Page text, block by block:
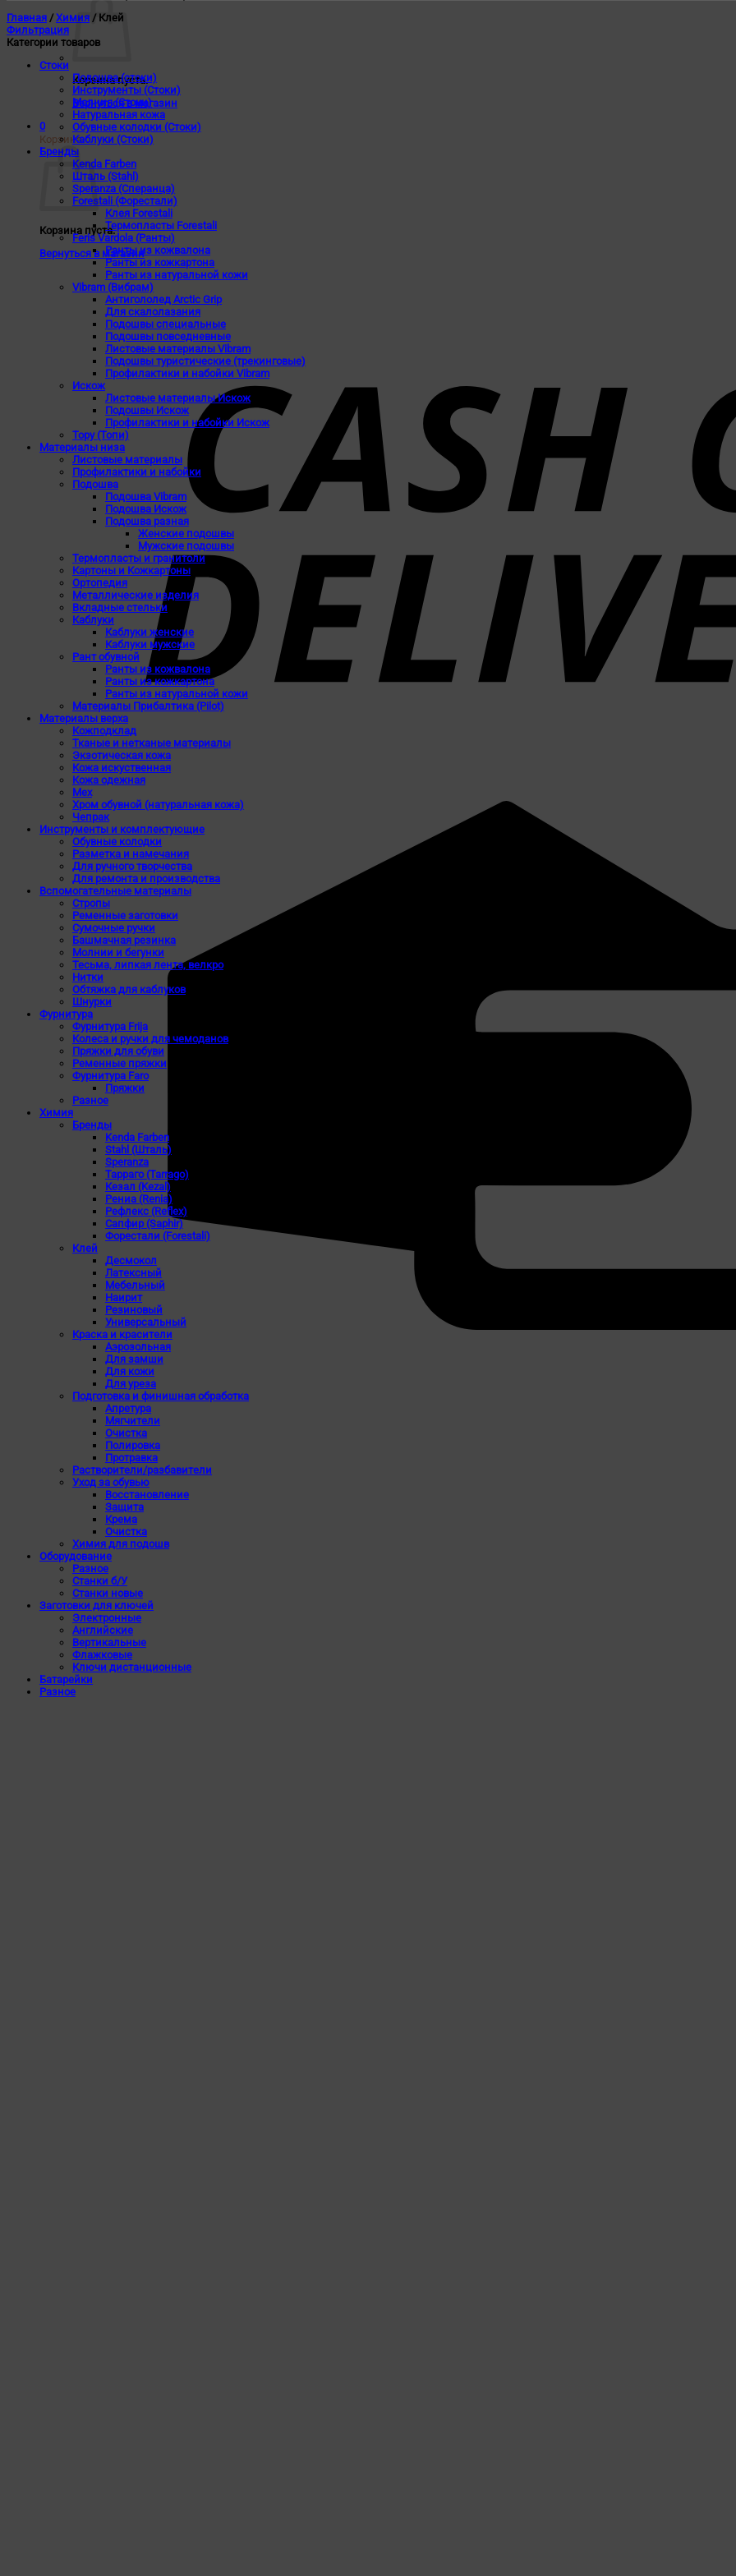
Корзина пуста.
Вернуться в магазин
0
Корзина
Корзина пуста.
Вернуться в магазин
Главная / Химия /Клей
Фильтрация
Категории товаров
Стоки
Подошва (стоки)
Инструменты (Стоки)
Молния (Стоки)
Натуральная кожа
Обувные колодки (Стоки)
Каблуки (Стоки)
Бренды
Kenda Farben
Шталь (Stahl)
Speranza (Сперанца)
Forestali (Форестали)
Клея Forestali
Термопласты Forestali
Feris Vardola (Ранты)
Ранты из кожвалона
Ранты из кожкартона
Ранты из натуральной кожи
Vibram (Вибрам)
Антигололед Arctic Grip
Для скалолазания
Подошвы специальные
Подошвы повседневные
Листовые материалы Vibram
Подошвы туристические (трекинговые)
Профилактики и набойки Vibram
Искож
Листовые материалы Искож
Подошвы Искож
Профилактики и набойки Искож
Topy (Топи)
Материалы низа
Листовые материалы
Профилактики и набойки
Подошва
Подошва Vibram
Подошва Искож
Подошва разная
Женские подошвы
Мужские подошвы
Термопласты и гранитоли
Картоны и Кожкартоны
Ортопедия
Металлические изделия
Вкладные стельки
Каблуки
Каблуки женские
Каблуки мужские
Рант обувной
Ранты из кожвалона
Ранты из кожкартона
Ранты из натуральной кожи
Материалы Прибалтика (Pilot)
Материалы верха
Кожподклад
Тканые и нетканые материалы
Экзотическая кожа
Кожа искуственная
Кожа одежная
Мех
Хром обувной (натуральная кожа)
Чепрак
Инструменты и комплектующие
Обувные колодки
Разметка и намечания
Для ручного творчества
Для ремонта и производства
Вспомогательные материалы
Стропы
Ременные заготовки
Сумочные ручки
Башмачная резинка
Молнии и бегунки
Тесьма, липкая лента, велкро
Нитки
Обтяжка для каблуков
Шнурки
Фурнитура
Фурнитура Frija
Колеса и ручки для чемоданов
Пряжки для обуви
Ременные пряжки
Фурнитура Faro
Пряжки
Разное
Химия
Бренды
Kenda Farben
Stahl (Шталь)
Speranza
Тарраго (Tarrago)
Кезал (Kezal)
Рениа (Renia)
Рефлекс (Reflex)
Сапфир (Saphir)
Форестали (Forestali)
Клей
Десмокол
Латексный
Мебельный
Наирит
Резиновый
Универсальный
Краска и красители
Аэрозольная
Для замши
Для кожи
Для уреза
Подготовка и финишная обработка
Апретура
Мягчители
Очистка
Полировка
Протравка
Растворители/разбавители
Уход за обувью
Восстановление
Защита
Крема
Очистка
Химия для подошв
Оборудование
Разное
Станки б/У
Станки новые
Заготовки для ключей
Электронные
Английские
Вертикальные
Флажковые
Ключи дистанционные
Батарейки
Разное